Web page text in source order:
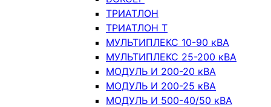
ТРИАТЛОН
ТРИАТЛОН Т
МУЛЬТИПЛЕКС 10-90 кВА
МУЛЬТИПЛЕКС 25-200 кВА
МОДУЛЬ И 200-20 кВА
МОДУЛЬ И 200-25 кВА
МОДУЛЬ И 500-40/50 кВА